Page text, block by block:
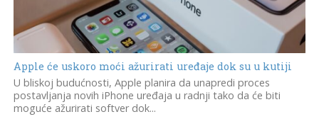
Apple će uskoro moći ažurirati uređaje dok su u kutiji
U bliskoj budućnosti, Apple planira da unapredi proces
postavljanja novih iPhone uređaja u radnji tako da će biti
moguće ažurirati softver dok...